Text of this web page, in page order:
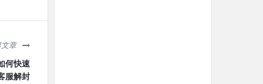
章
何快速
服解封